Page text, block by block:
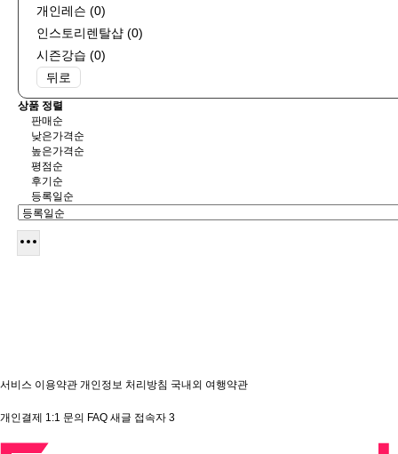
개인레슨 (0)
인스토리렌탈샵 (0)
시즌강습 (0)
뒤로
상품 정렬
판매순
낮은가격순
높은가격순
평점순
후기순
등록일순
서비스 이용약관 개인정보 처리방침 국내외 여행약관
개인결제 1:1 문의 FAQ 새글 접속자 3